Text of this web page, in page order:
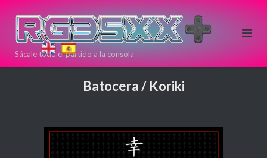
contenido
Sácale todo el partido a la consola
Batocera / Koriki
Si estas
comprar una
puedes
hacerlo aqui!